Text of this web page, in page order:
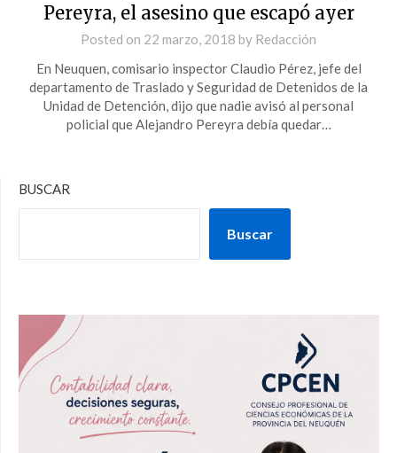
Pereyra, el asesino que escapó ayer
Posted on 22 marzo, 2018 by Redacción
En Neuquen, comisario inspector Claudio Pérez, jefe del
departamento de Traslado y Seguridad de Detenidos de la
Unidad de Detención, dijo que nadie avisó al personal
policial que Alejandro Pereyra debía quedar…
BUSCAR
Buscar